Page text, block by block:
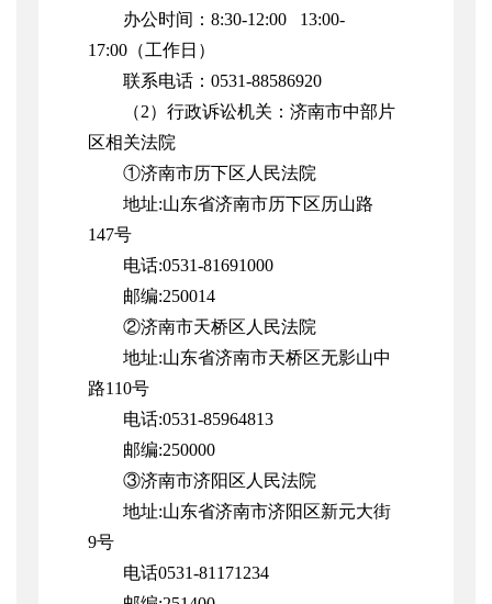
办公时间：8:30-12:00 13:00-
17:00（工作日）
联系电话：0531-88586920
（2）行政诉讼机关：济南市中部片
区相关法院
①济南市历下区人民法院
地址:山东省济南市历下区历山路
147号
电话:0531-81691000
邮编:250014
②济南市天桥区人民法院
地址:山东省济南市天桥区无影山中
路110号
电话:0531-85964813
邮编:250000
③济南市济阳区人民法院
地址:山东省济南市济阳区新元大街
9号
电话0531-81171234